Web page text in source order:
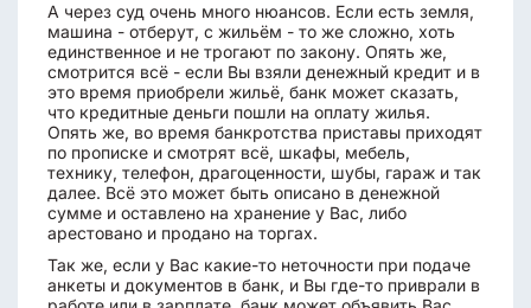
А через суд очень много нюансов. Если есть земля,
машина - отберут, с жильём - то же сложно, хоть
единственное и не трогают по закону. Опять же,
смотрится всё - если Вы взяли денежный кредит и в
это время приобрели жильё, банк может сказать,
что кредитные деньги пошли на оплату жилья.
Опять же, во время банкротства приставы приходят
по прописке и смотрят всё, шкафы, мебель,
технику, телефон, драгоценности, шубы, гараж и так
далее. Всё это может быть описано в денежной
сумме и оставлено на хранение у Вас, либо
арестовано и продано на торгах.
Так же, если у Вас какие-то неточности при подаче
анкеты и документов в банк, и Вы где-то приврали в